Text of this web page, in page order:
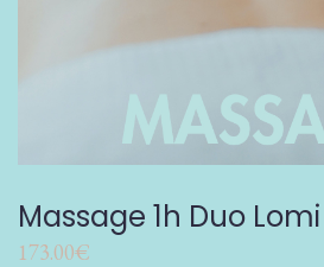
Massage 1h Duo
173.00€